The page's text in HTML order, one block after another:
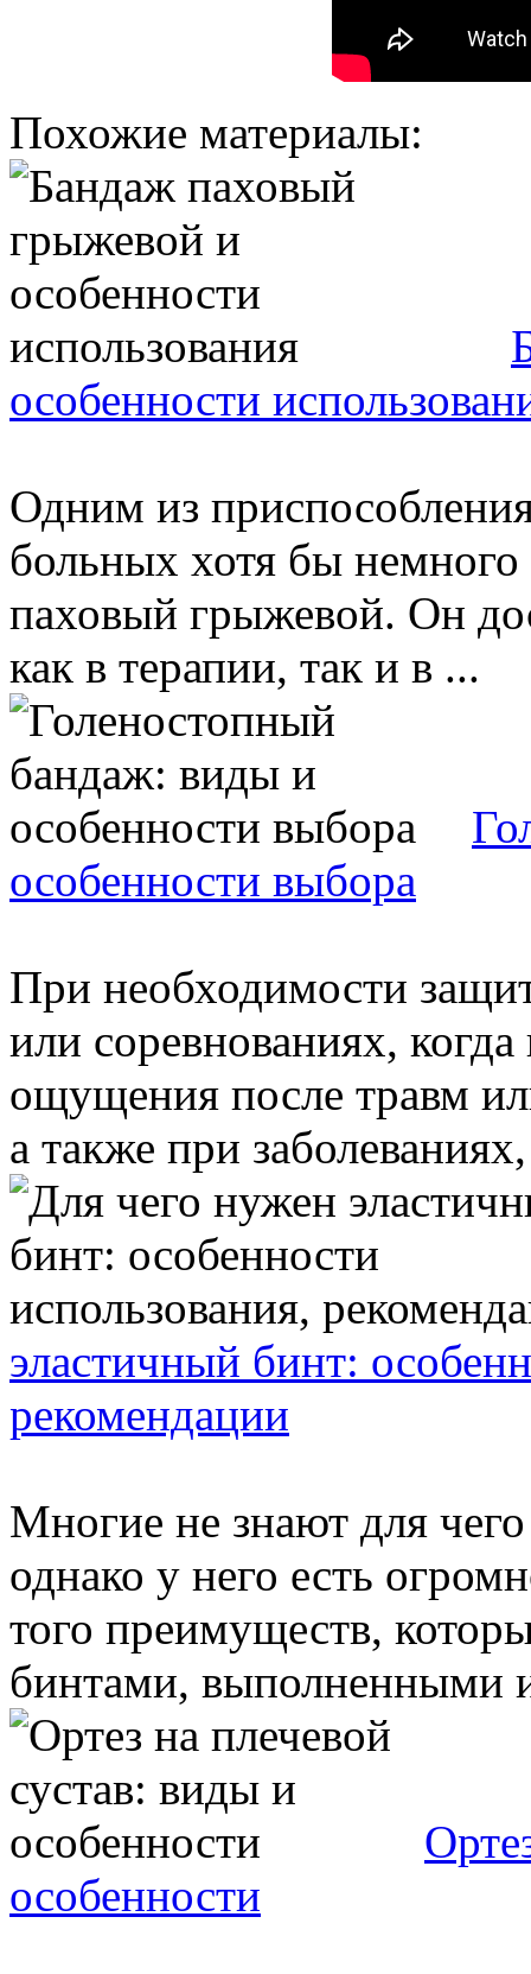
Похожие материалы:
особенности
Одним из
больных хотя бы
паховый грыжевой. Он
как в терапии, так и в ...
особенности выбора
При необходимости
или соревнованиях,
ощущения после травм
а также при
эластичный бинт:
рекомендации
Многие не знают для
однако у него есть
того преимуществ,
бинтами, выполненными
особенности